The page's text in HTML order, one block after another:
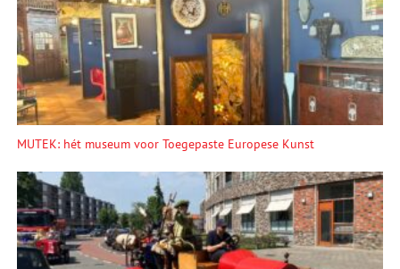
MUTEK: hét museum voor Toegepaste Europese Kunst